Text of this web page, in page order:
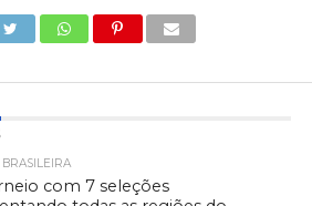
BRASILEIRA
com 7 seleções